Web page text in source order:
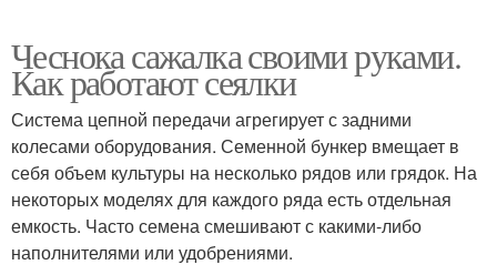
Чеснока сажалка своими руками.
Как работают сеялки
Система цепной передачи агрегирует с задними
колесами оборудования. Семенной бункер вмещает в
себя объем культуры на несколько рядов или грядок. На
некоторых моделях для каждого ряда есть отдельная
емкость. Часто семена смешивают с какими-либо
наполнителями или удобрениями.